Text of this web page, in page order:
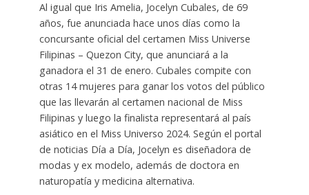
Al igual que Iris Amelia, Jocelyn Cubales, de 69
años, fue anunciada hace unos días como la
concursante oficial del certamen Miss Universe
Filipinas – Quezon City, que anunciará a la
ganadora el 31 de enero. Cubales compite con
otras 14 mujeres para ganar los votos del público
que las llevarán al certamen nacional de Miss
Filipinas y luego la finalista representará al país
asiático en el Miss Universo 2024. Según el portal
de noticias Día a Día, Jocelyn es diseñadora de
modas y ex modelo, además de doctora en
naturopatía y medicina alternativa.